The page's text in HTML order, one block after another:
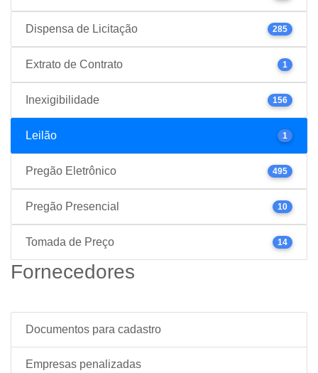
Dispensa de Licitação 285
Extrato de Contrato 1
Inexigibilidade 156
Leilão 1
Pregão Eletrônico 495
Pregão Presencial 10
Tomada de Preço 14
Fornecedores
Documentos para cadastro
Empresas penalizadas